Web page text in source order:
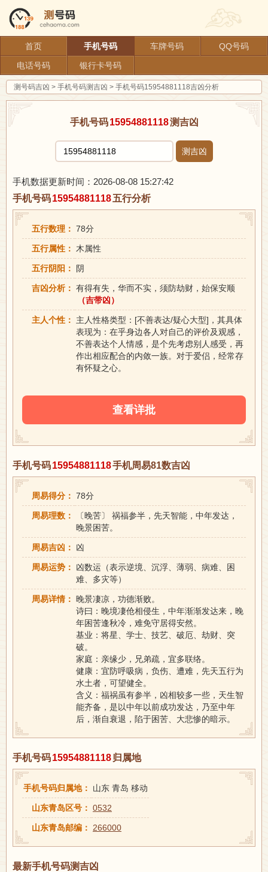
首页 手机号码 车牌号码
QQ号码
电话号码
银行卡号码
测号码吉凶 > 手机号码测吉凶 > 手机号码15954881118吉凶分析
手机号码 15954881118测吉凶
测吉凶
手机数据更新时间：2026-08-08 15:27:42
手机号码15954881118五行分析
五行数理： 78分
五行属性： 木属性
五行阴阳： 阴
吉凶分析： 有得有失，华而不实，须防劫财，始保安顺
（吉带凶）
主人个性：
主人性格类型：[不善表达/疑心大型]，其具体
表现为：在乎身边各人对自己的评价及观感，
不善表达个人情感，是个先考虑别人感受，再
作出相应配合的内敛一族。对于爱侣，经常存
有怀疑之心。
查看详批
手机号码15954881118手机周易81数吉凶
周易得分： 78分
周易理数：
〔晚苦〕 祸福参半，先天智能，中年发达，
晚景困苦。
周易吉凶： 凶
周易运势：
凶数运（表示逆境、沉浮、薄弱、病难、困
难、多灾等）
周易详情： 晚景凄凉，功德渐败。
诗曰：晚境凄伧相侵生，中年渐渐发达来，晚
年困苦逢秋冷，难免守居得安然。
基业：将星、学士、技艺、破厄、劫财、突
破。
家庭：亲缘少，兄弟疏，宜多联络。
健康：宜防呼吸病，负伤、遭难，先天五行为
水土者，可望健全。
含义：福祸虽有参半，凶相较多一些，天生智
能齐备，是以中年以前成功发达，乃至中年
后，渐自衰退，陷于困苦、大悲惨的暗示。
手机号码15954881118归属地
手机号码归属地： 山东 青岛 移动
山东青岛区号： 0532
山东青岛邮编： 266000
最新手机号码测吉凶